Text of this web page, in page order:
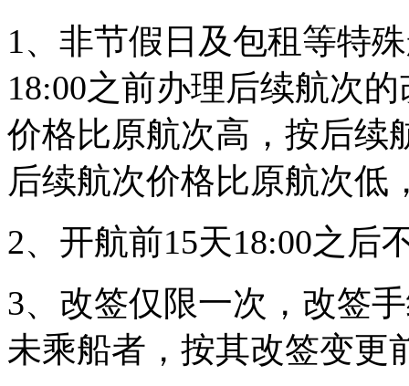
1、非节假日及包租等特
18:00之前办理后续航次
价格比原航次高，按后续
后续航次价格比原航次低
2、开航前15天18:00之后
3、改签仅限一次，改签
未乘船者，按其改签变更